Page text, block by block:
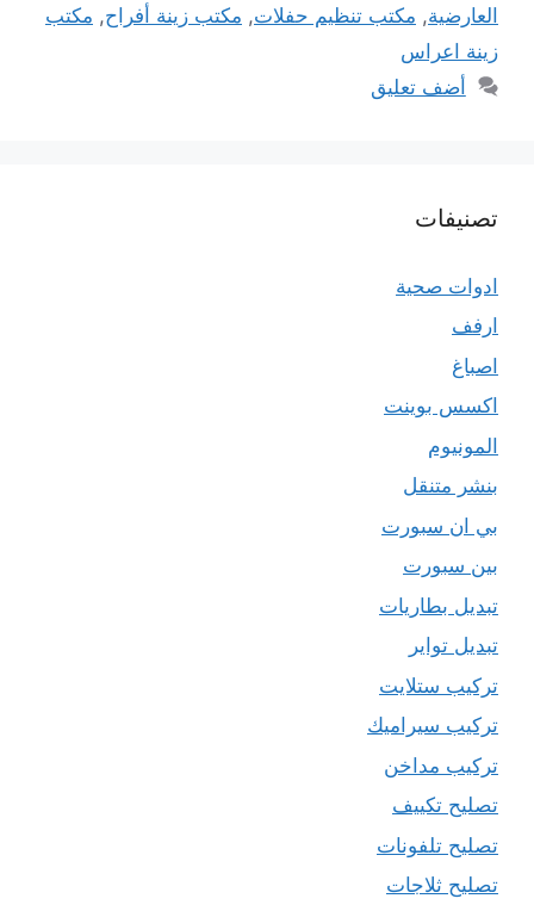
العارضية, مكتب تنظيم حفلات, مكتب زينة أفراح, مكتب
زينة اعراس
أضف تعليق
تصنيفات
ادوات صحية
ارفف
اصباغ
اكسس بوينت
المونيوم
بنشر متنقل
بي ان سبورت
بين سبورت
تبديل بطاريات
تبديل تواير
تركيب ستلايت
تركيب سيراميك
تركيب مداخن
تصليح تكييف
تصليح تلفونات
تصليح ثلاجات